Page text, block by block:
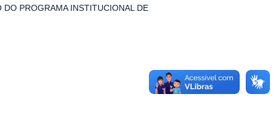
DO PROGRAMA INSTITUCIONAL DE